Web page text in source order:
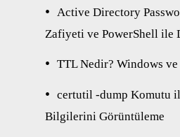
Active Directory
Zafiyeti ve PowerShell ile
TTL Nedir? Windows
certutil -dump Komutu
Bilgilerini Görüntüleme